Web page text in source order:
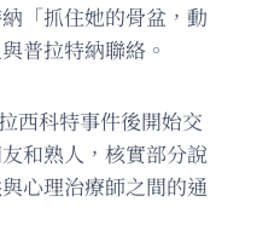
「抓住她的骨盆，動
普拉特納聯絡。
西科特事件後開始交
和熟人，核實部分說
心理治療師之間的通